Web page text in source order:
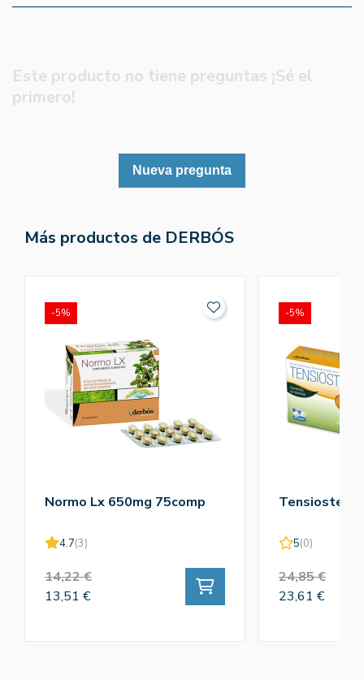
Este producto no tiene preguntas ¡Sé el
primero!
Nueva pregunta
Más productos de DERBÓS
Normo Lx 650mg 75comp
4.7(3)
14,22 €
13,51 €
-5%
Tensiostend
5(0)
24,85 €
23,61 €
-5%